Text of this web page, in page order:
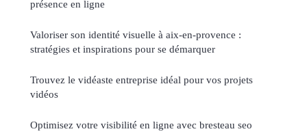
présence en ligne
Valoriser son identité visuelle à aix-en-provence :
stratégies et inspirations pour se démarquer
Trouvez le vidéaste entreprise idéal pour vos projets
vidéos
Optimisez votre visibilité en ligne avec bresteau seo